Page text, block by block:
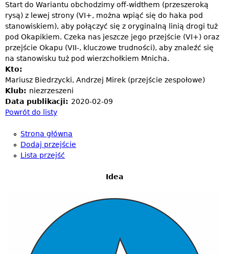
Start do Wariantu obchodzimy off-widthem (przeszeroką
rysą) z lewej strony (VI+, można wpiąć się do haka pod
stanowiskiem), aby połączyć się z oryginalną linią drogi tuż
pod Okapikiem. Czeka nas jeszcze jego przejście (VI+) oraz
przejście Okapu (VII-, kluczowe trudności), aby znaleźć się
na stanowisku tuż pod wierzchołkiem Mnicha.
Kto:
Mariusz Biedrzycki, Andrzej Mirek (przejście zespołowe)
Klub: niezrzeszeni
Data publikacji: 2020-02-09
Powrót do listy
Strona główna
Dodaj przejście
Lista przejść
Idea